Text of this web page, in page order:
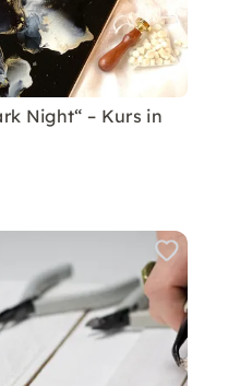
Night“ – Kurs in